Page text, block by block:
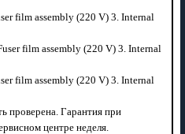
film assembly (220 V) 3. Internal
film assembly (220 V) 3. Internal
film assembly (220 V) 3. Internal
проверена. Гарантия при
центре неделя.